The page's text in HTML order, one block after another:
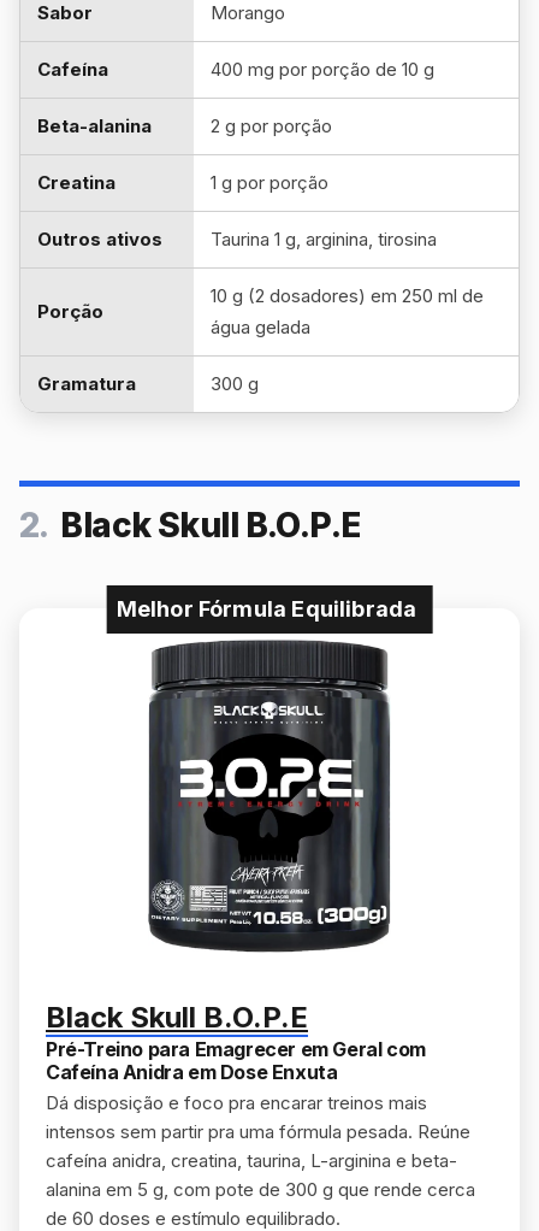
Sabor Morango
Cafeína 400 mg por porção de 10 g
Beta-alanina 2 g por porção
Creatina 1 g por porção
Outros ativos Taurina 1 g, arginina, tirosina
Porção
10 g (2 dosadores) em 250 ml de
água gelada
Gramatura 300 g
2. Black Skull B.O.P.E
Melhor Fórmula Equilibrada
Black Skull B.O.P.E
Pré-Treino para Emagrecer em Geral com
Cafeína Anidra em Dose Enxuta
Dá disposição e foco pra encarar treinos mais
intensos sem partir pra uma fórmula pesada. Reúne
cafeína anidra, creatina, taurina, L-arginina e beta-
alanina em 5 g, com pote de 300 g que rende cerca
de 60 doses e estímulo equilibrado.